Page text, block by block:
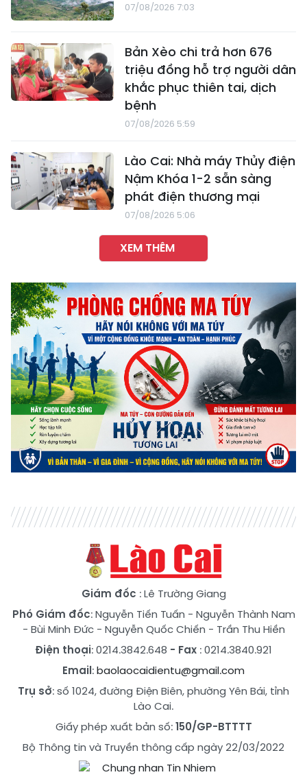
07/08/2026 7:03
Bản Xèo chi trả hơn 676
triệu đồng hỗ trợ người dân
khắc phục thiên tai, dịch
bệnh
07/08/2026 5:59
Lào Cai: Nhà máy Thủy điện
Nậm Khóa 1-2 sẵn sàng
phát điện thương mại
07/08/2026 5:06
XEM THÊM
Giám đốc : Lê Trường Giang
Phó Giám đốc:Nguyễn Tiến Tuấn - Nguyễn Thành Nam
- Bùi Minh Đức- Nguyễn Quốc Chiến - Trần Thu Hiền
Điện thoại: 0214.3842.648 - Fax : 0214.3840.921
Email:baolaocaidientu@gmail.com
Trụ sở: số 1024, đường Điện Biên, phường Yên Bái, tỉnh
Lào Cai.
Giấy phép xuất bản số:150/GP-BTTTT
Bộ Thông tin và Truyền thông cấp ngày 22/03/2022